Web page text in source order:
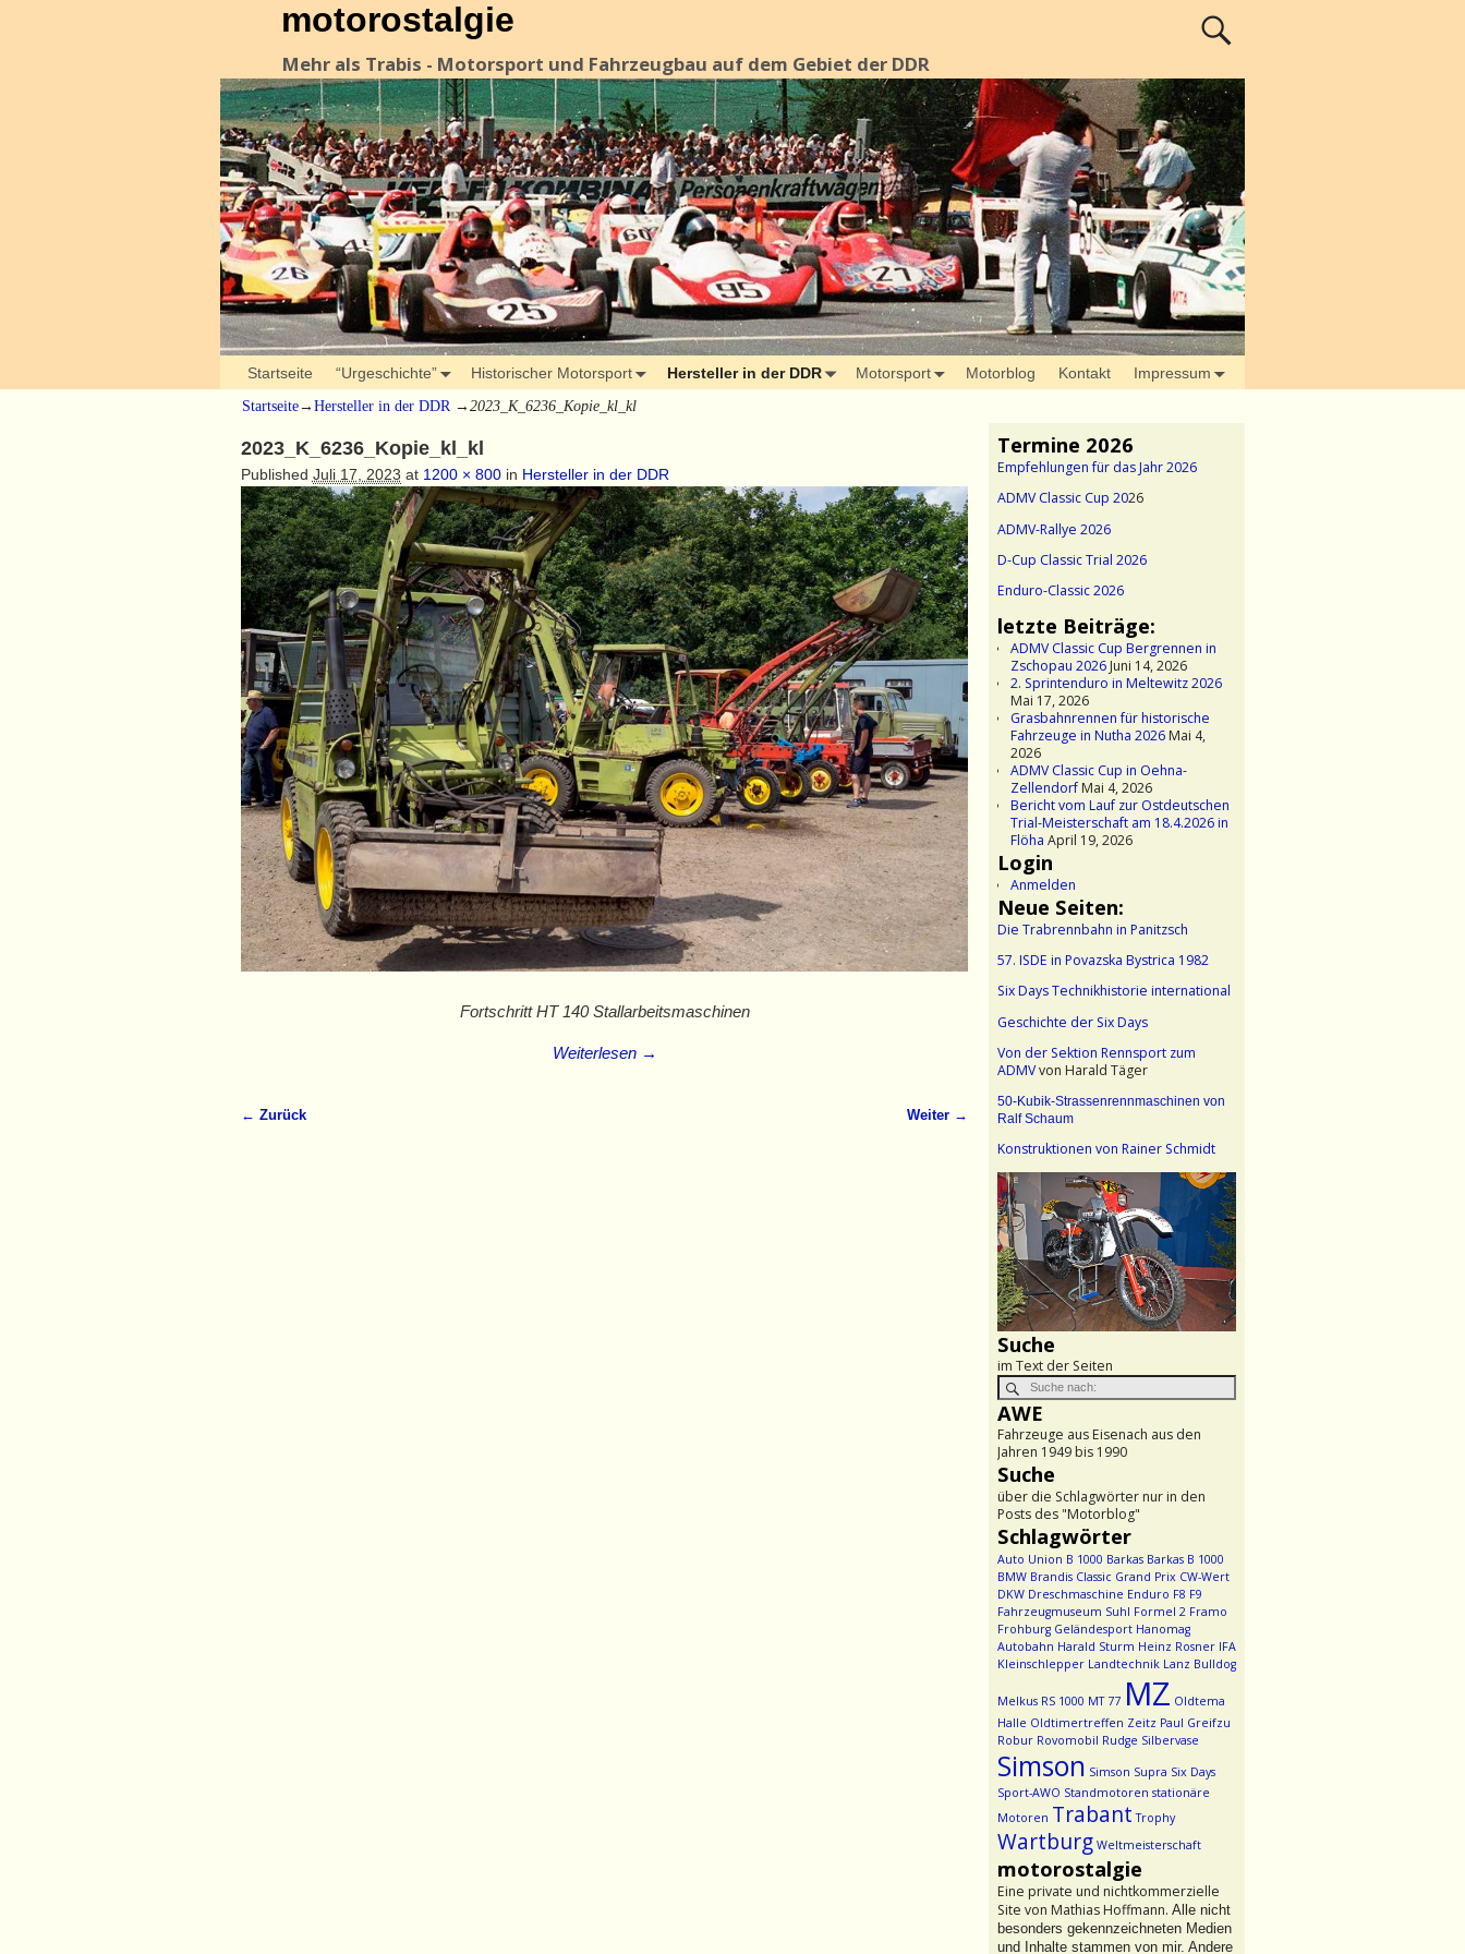
motorostalgie
Mehr als Trabis - Motorsport und Fahrzeugbau auf dem Gebiet der DDR
Startseite “Urgeschichte” Historischer Motorsport Hersteller in der DDR Motorsport Motorblog Kontakt Impressum
Startseite→ Hersteller in der DDR→ 2023_K_6236_Kopie_kl_kl
2023_K_6236_Kopie_kl_kl
Published Juli 17, 2023 at 1200 × 800in Hersteller in der DDR
Fortschritt HT 140 Stallarbeitsmaschinen
Weiterlesen →
← Zurück Weiter →
Termine 2026
Empfehlungen für das Jahr 2026
ADMV Classic Cup 2026
ADMV-Rallye 2026
D-Cup Classic Trial 2026
Enduro-Classic 2026
letzte Beiträge:
ADMV Classic Cup Bergrennen in
Zschopau 2026Juni 14, 2026
2. Sprintenduro in Meltewitz 2026
Mai 17, 2026
Grasbahnrennen für historische
Fahrzeuge in Nutha 2026Mai 4,
2026
ADMV Classic Cup in Oehna-
ZellendorfMai 4, 2026
Bericht vom Lauf zur Ostdeutschen
Trial-Meisterschaft am 18.4.2026 in
Flöha April 19, 2026
Login
Anmelden
Neue Seiten:
Die Trabrennbahn in Panitzsch
57. ISDE in Povazska Bystrica 1982
Six Days Technikhistorie international
Geschichte der Six Days
Von der Sektion Rennsport zum
ADMVvon Harald Täger
50-Kubik-Strassenrennmaschinen von
Ralf Schaum
Konstruktionen von Rainer Schmidt
Suche
im Text der Seiten
AWE
Fahrzeuge aus Eisenach aus den
Jahren 1949 bis 1990
Suche
über die Schlagwörter nur in den
Posts des "Motorblog"
Schlagwörter
Auto Union B 1000 Barkas Barkas B 1000
BMW Brandis Classic Grand Prix CW-Wert
DKW Dreschmaschine Enduro F8 F9
Fahrzeugmuseum Suhl Formel 2 Framo
Frohburg Geländesport Hanomag
Autobahn Harald Sturm Heinz Rosner IFA
Kleinschlepper Landtechnik Lanz Bulldog
Melkus RS 1000 MT 77 MZ Oldtema
Halle Oldtimertreffen Zeitz Paul Greifzu
Robur Rovomobil Rudge Silbervase
Simson Simson Supra Six Days
Sport-AWO Standmotoren stationäre
Motoren Trabant Trophy
Wartburg Weltmeisterschaft
motorostalgie
Eine private und nichtkommerzielle
Site von Mathias Hoffmann. Alle nicht
besonders gekennzeichneten Medien
und Inhalte stammen von mir. Andere